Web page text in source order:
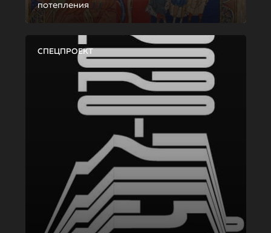
потепления
СПЕЦПРОЕКТ